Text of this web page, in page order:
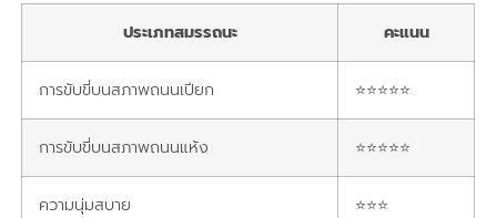
ประเภทสมรรถนะ คะแนน
การขับขี่บนสภาพถนนเปียก ⭐⭐⭐⭐⭐
การขับขี่บนสภาพถนนแห้ง ⭐⭐⭐⭐⭐
ความนุ่มสบาย ⭐⭐⭐